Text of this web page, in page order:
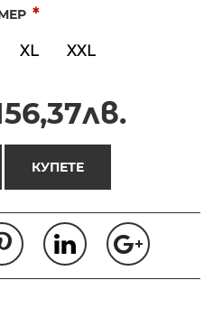
*
XL XXL
КУПЕТЕ